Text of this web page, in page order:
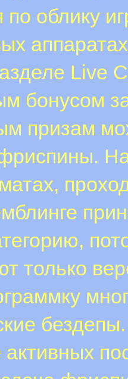
по облику
Live
бонусом
призам
только